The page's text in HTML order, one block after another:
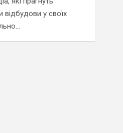
відбудови у своїх